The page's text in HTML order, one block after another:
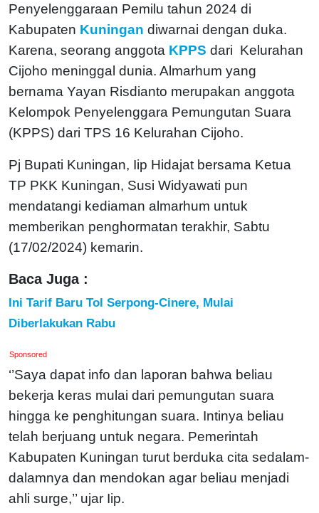
Penyelenggaraan Pemilu tahun 2024 di
Kabupaten Kuningan diwarnai dengan duka.
Karena, seorang anggota KPPS dari Kelurahan
Cijoho meninggal dunia. Almarhum yang
bernama Yayan Risdianto merupakan anggota
Kelompok Penyelenggara Pemungutan Suara
(KPPS) dari TPS 16 Kelurahan Cijoho.
Pj Bupati Kuningan, Iip Hidajat bersama Ketua
TP PKK Kuningan, Susi Widyawati pun
mendatangi kediaman almarhum untuk
memberikan penghormatan terakhir, Sabtu
(17/02/2024) kemarin.
Baca Juga :
Ini Tarif Baru Tol Serpong-Cinere, Mulai
Diberlakukan Rabu
Sponsored
‘’Saya dapat info dan laporan bahwa beliau
bekerja keras mulai dari pemungutan suara
hingga ke penghitungan suara. Intinya beliau
telah berjuang untuk negara. Pemerintah
Kabupaten Kuningan turut berduka cita sedalam-
dalamnya dan mendokan agar beliau menjadi
ahli surge,’’ ujar Iip.